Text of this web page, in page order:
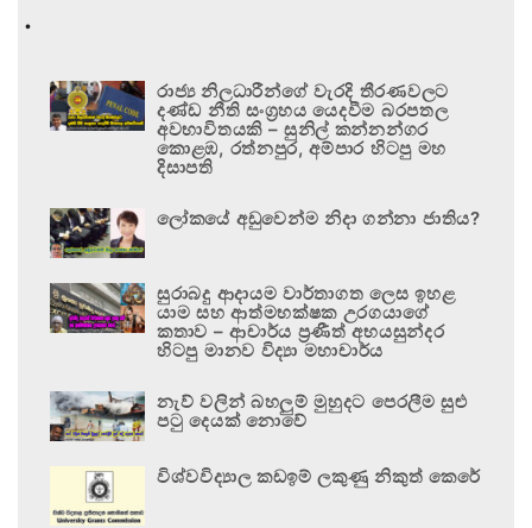
.
රාජ්‍ය නිලධාරීන්ගේ වැරදි තීරණවලට
දණ්ඩ නීති සංග්‍රහය යෙදවීම බරපතල
අවභාවිතයකි – සුනිල් කන්නන්ගර
කොළඹ, රත්නපුර, අම්පාර හිටපු මහ
දිසාපති
ලෝකයේ අඩුවෙන්ම නිදා ගන්නා ජාතිය?
සුරාබදු ආදායම වාර්තාගත ලෙස ඉහළ
යාම සහ ආත්මභක්ෂක උරගයාගේ
කතාව – ආචාර්ය ප්‍රණීත් අභයසුන්දර
හිටපු මානව විද්‍යා මහාචාර්ය
නැව් වලින් බහලුම් මුහුදට පෙරලීම සුළු
පටු දෙයක් නොවේ
විශ්වවිද්‍යාල කඩඉම් ලකුණු නිකුත් කෙරේ